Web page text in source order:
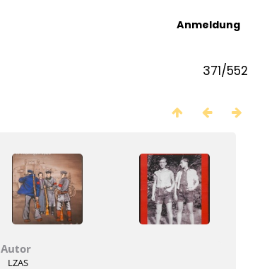
Anmeldung
371/552
Autor
LZAS